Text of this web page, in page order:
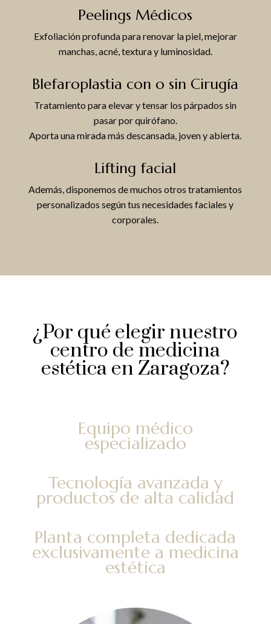
Peelings Médicos
Exfoliación profunda para renovar la piel, mejorar
manchas, acné, textura y luminosidad.
Blefaroplastia con o sin Cirugía
Tratamiento para elevar y tensar los párpados sin
pasar por quirófano.
Aporta una mirada más descansada, joven y abierta.
Lifting facial
Además, disponemos de muchos otros tratamientos
personalizados según tus necesidades faciales y
corporales.
¿Por qué elegir nuestro
centro de medicina
estética en Zaragoza?
Equipo médico
especializado
Tecnología avanzada y
productos de alta calidad
Planta completa dedicada
exclusivamente a medicina
estética